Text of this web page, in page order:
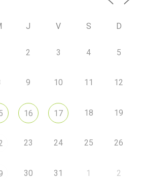
J V S D
2 3 4 5
9 10 11 12
16 17 18 19
23 24 25 26
30 31 1 2